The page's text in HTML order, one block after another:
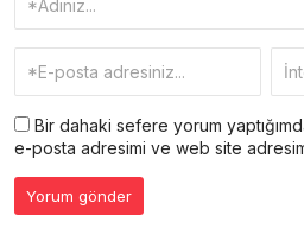
Bir dahaki sefere yorum
e-posta adresimi ve web site